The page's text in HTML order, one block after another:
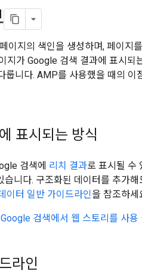
페이지의 색인을 생성하며, 페이지
지가 Google 검색 결과에 표시
룹니다. AMP를 사용했을 때의 이
표시되는 방식
검색에 리치 결과로 표시될 수
습니다. 구조화된 데이터를 추가
이터 일반 가이드라인을 참조하세
Google 검색에서 웹 스토리를 사용
라인